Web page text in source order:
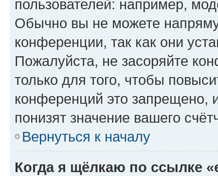
пользователей: например,
Обычно вы не можете
конференции, так как они
Пожалуйста, не засоряйте
только для того, чтобы
конференций это запрещено,
понизят значение вашего
Вернуться к началу
Когда я щёлкаю по ссылке